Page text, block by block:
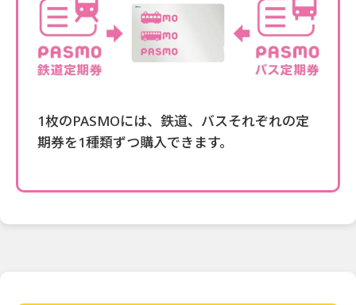
1枚のPASMOには、鉄道、バスそれぞれの定
期券を1種類ずつ購入できます。